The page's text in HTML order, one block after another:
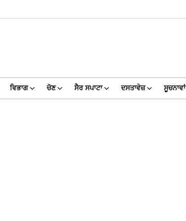
ਵਿਭਾਗ ਚੋਣ ਸੈਰ ਸਪਾਟਾ ਦਸਤਾਵੇਜ਼ ਸੂਚਨਾਵਾਂ